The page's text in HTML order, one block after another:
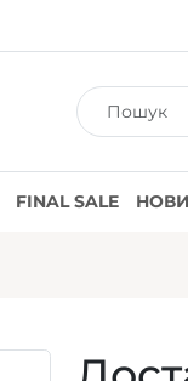
FINAL SALE